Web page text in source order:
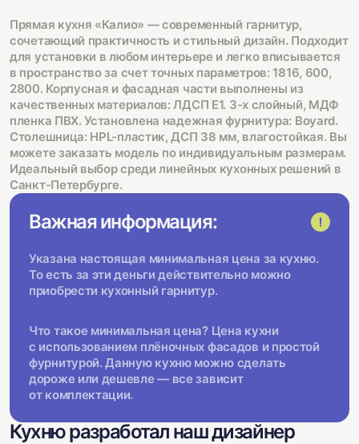
Прямая кухня «Калио» — современный гарнитур,
сочетающий практичность и стильный дизайн. Подходит
для установки в любом интерьере и легко вписывается
в пространство за счет точных параметров: 1816, 600,
2800. Корпусная и фасадная части выполнены из
качественных материалов: ЛДСП Е1. 3-х слойный, МДФ
пленка ПВХ. Установлена надежная фурнитура: Boyard.
Столешница: HPL-пластик, ДСП 38 мм, влагостойкая. Вы
можете заказать модель по индивидуальным размерам.
Идеальный выбор среди линейных кухонных решений в
Санкт-Петербурге.
Важная информация:
Указана настоящая минимальная цена за кухню.
То есть за эти деньги действительно можно
приобрести кухонный гарнитур.
Что такое минимальная цена? Цена кухни
с использованием плёночных фасадов и простой
фурнитурой. Данную кухню можно сделать
дороже или дешевле — все зависит
от комплектации.
Кухню разработал наш дизайнер